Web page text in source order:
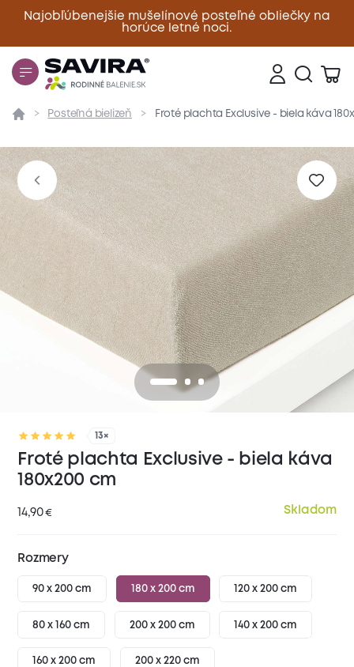
Najobľúbenejšie mušelínové posteľné obliečky na
horúce letné noci.
Zavrieť
Prehľad Parametre Popis produktu
Posteľná bielizeň Froté plachta Exclusive - biela káva
13×
Froté plachta Exclusive - biela káva
180x200 cm
14,90€ Skladom
Rozmery
90 x 200 cm 180 x 200 cm 120 x 200 cm
80 x 160 cm 200 x 200 cm 140 x 200 cm
160 x 200 cm 200 x 220 cm